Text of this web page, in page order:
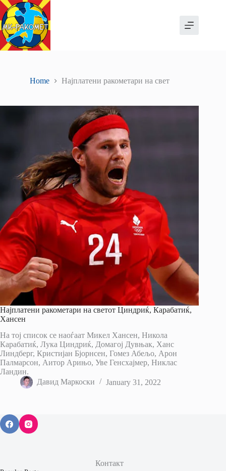
Skip
to
content
Home Најплатени ракометари на свет
Најплатени ракометари на светот Циндриќ, Карабатиќ,
Хансен
На тој список се наоѓаат Микел Хансен, Никола
Карабатиќ, Лука Циндриќ, Домагој Дувњак, Ханс
Линдберг, Кристијан Бјорнсен, Гомез Абељо, Арон
Палмарсон, Аитор Арињо, Уве Генсхајмер, Никлас
Ландин.
Давид Маркоски
January 31, 2022
Контакт